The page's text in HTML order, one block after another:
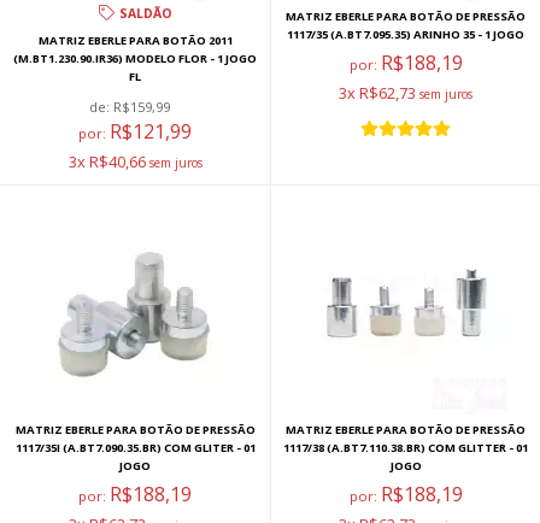
SALDÃO
MATRIZ EBERLE PARA BOTÃO 2011
(M.BT1.230.90.IR36) MODELO FLOR - 1 JOGO
FL
de: R$159,99
por: R$121,99
3x R$40,66
MATRIZ EBERLE PARA BOTÃO DE PRESSÃO
1117/35 (A.BT7.095.35) ARINHO 35 - 1 JOGO
por: R$188,19
3x R$62,73
MATRIZ EBERLE PARA BOTÃO DE PRESSÃO
1117/35I (A.BT7.090.35.BR) COM GLITER - 01
JOGO
por: R$188,19
MATRIZ EBERLE PARA BOTÃO DE PRESSÃO
1117/38 (A.BT7.110.38.BR) COM GLITTER - 01
JOGO
por: R$188,19